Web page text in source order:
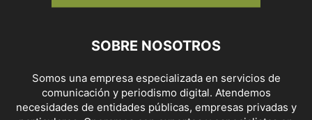
SOBRE NOSOTROS
Somos una empresa especializada en servicios de
comunicación y periodismo digital. Atendemos
necesidades de entidades públicas, empresas privadas y